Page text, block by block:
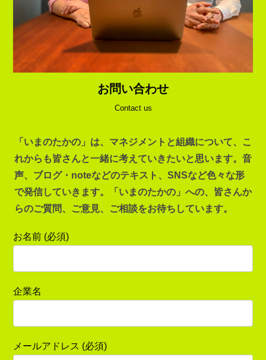
お問い合わせ
Contact us
「いまのたかの」は、マネジメントと組織について、こ
れからも皆さんと一緒に考えていきたいと思います。音
声、ブログ・noteなどのテキスト、SNSなど色々な形
で発信していきます。「いまのたかの」への、皆さんか
らのご質問、ご意見、ご相談をお待ちしています。
お名前 (必須)
企業名
メールアドレス (必須)